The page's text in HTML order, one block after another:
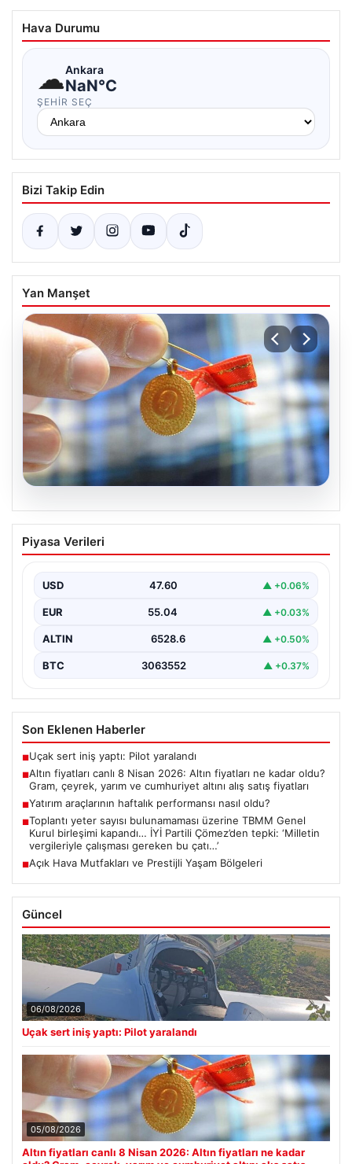
Hava Durumu
☁Ankara
NaN°C
ŞEHIR SEÇ
Bizi Takip Edin
Yan Manşet
05.08.2026
Altın fiyatları canlı 8 Nisan 2026: Altın
fiyatları ne kadar oldu? Gram, çeyrek,
fiyatları
{ "title": "8 Nisan 2026 Altın Fiyatları Canlı Takip: Gram,
Çeyrek ve Cumhuriyet Altını…
Piyasa Verileri
USD 47.60 ▲ +0.06%
EUR 55.04 ▲ +0.03%
ALTIN 6528.6 ▲ +0.50%
BTC 3063552 ▲ +0.37%
Son Eklenen Haberler
■Uçak sert iniş yaptı: Pilot yaralandı
■Altın fiyatları canlı 8 Nisan 2026: Altın fiyatları ne kadar oldu?
Gram, çeyrek, yarım ve cumhuriyet altını alış satış fiyatları
■Yatırım araçlarının haftalık performansı nasıl oldu?
■Toplantı yeter sayısı bulunamaması üzerine TBMM Genel
Kurul birleşimi kapandı… İYİ Partili Çömez’den tepki: ‘Milletin
vergileriyle çalışması gereken bu çatı…’
■Açık Hava Mutfakları ve Prestijli Yaşam Bölgeleri
Güncel
06/08/2026
Uçak sert iniş yaptı: Pilot yaralandı
05/08/2026
Altın fiyatları canlı 8 Nisan 2026: Altın fiyatları ne kadar